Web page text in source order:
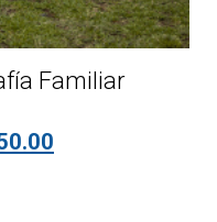
Familiar
original era: